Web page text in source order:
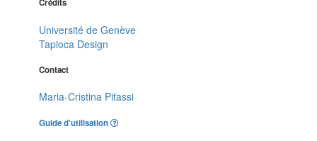
Crédits
Université de Genève
Tapioca Design
Contact
Maria-Cristina Pitassi
Guide d'utilisation